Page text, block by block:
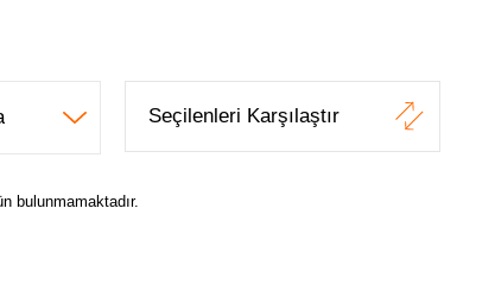
Seçilenleri Karşılaştır
bulunmamaktadır.